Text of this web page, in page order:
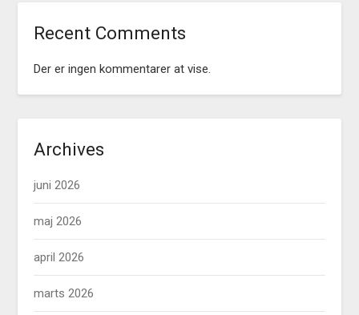
Recent Comments
Der er ingen kommentarer at vise.
Archives
juni 2026
maj 2026
april 2026
marts 2026